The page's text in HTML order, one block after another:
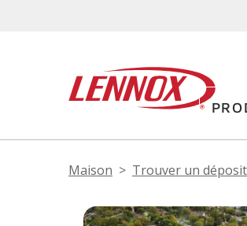
Maison Trouver un